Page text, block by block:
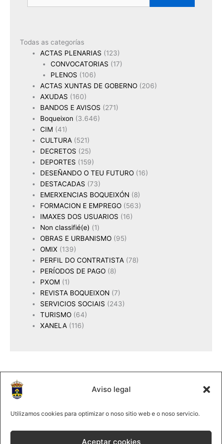
Aviso legal
Utilizamos cookies para optimizar o noso sitio web e o noso servicio.
Aceptar cookies
Todas as categorías
ACTAS PLENARIAS (123)
CONVOCATORIAS (17)
PLENOS (106)
ACTAS XUNTAS DE GOBERNO (206)
AXUDAS (160)
BANDOS E AVISOS (271)
Boqueixon (3.646)
CIM (41)
CULTURA (521)
DECRETOS (25)
DEPORTES (159)
DESEÑANDO O TEU FUTURO (16)
DESTACADAS (73)
EMERXENCIAS BOQUEIXÓN (8)
FORMACION E EMPREGO (563)
IMAXES DOS USUARIOS (16)
Non classifié(e) (1)
OBRAS E URBANISMO (95)
OMIX (139)
PERFIL DO CONTRATISTA (78)
PERÍODOS DE PAGO (8)
PXOM (1)
REVISTA BOQUEIXON (7)
SERVICIOS SOCIAIS (243)
TURISMO (64)
XANELA (116)
@lmco 2025